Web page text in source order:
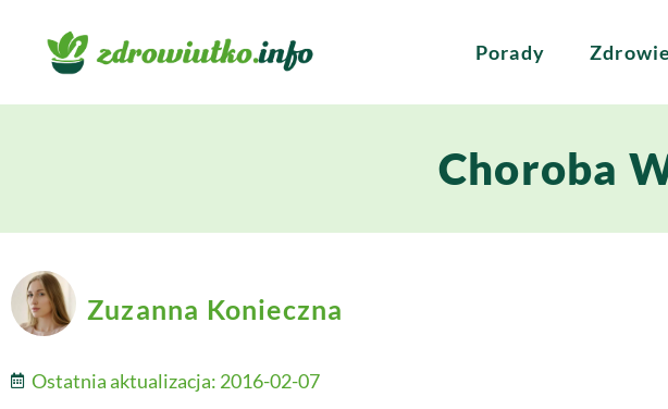
Porady Zdrowie
Choroba
Zuzanna Konieczna
Ostatnia aktualizacja: 2016-02-07